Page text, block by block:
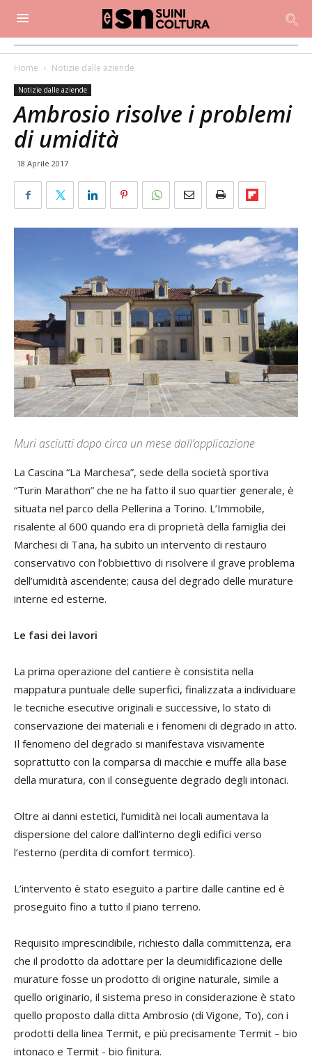
Home Notizie dalle aziende
Notizie dalle aziende
Ambrosio risolve i problemi
di umidità
18 Aprile 2017
Muri asciutti dopo circa un mese dall’applicazione
La Cascina “La Marchesa”, sede della società sportiva
“Turin Marathon” che ne ha fatto il suo quartier generale, è
situata nel parco della Pellerina a Torino. L’Immobile,
risalente al 600 quando era di proprietà della famiglia dei
Marchesi di Tana, ha subito un intervento di restauro
conservativo con l’obbiettivo di risolvere il grave problema
dell’umidità ascendente; causa del degrado delle murature
interne ed esterne.
Le fasi dei lavori
La prima operazione del cantiere è consistita nella
mappatura puntuale delle superfici, finalizzata a individuare
le tecniche esecutive originali e successive, lo stato di
conservazione dei materiali e i fenomeni di degrado in atto.
Il fenomeno del degrado si manifestava visivamente
soprattutto con la comparsa di macchie e muffe alla base
della muratura, con il conseguente degrado degli intonaci.
Oltre ai danni estetici, l’umidità nei locali aumentava la
dispersione del calore dall’interno degli edifici verso
l’esterno (perdita di comfort termico).
L’intervento è stato eseguito a partire dalle cantine ed è
proseguito fino a tutto il piano terreno.
Requisito imprescindibile, richiesto dalla committenza, era
che il prodotto da adottare per la deumidificazione delle
murature fosse un prodotto di origine naturale, simile a
quello originario, il sistema preso in considerazione è stato
quello proposto dalla ditta Ambrosio (di Vigone, To), con i
prodotti della linea Termit, e più precisamente Termit – bio
intonaco e Termit - bio finitura.